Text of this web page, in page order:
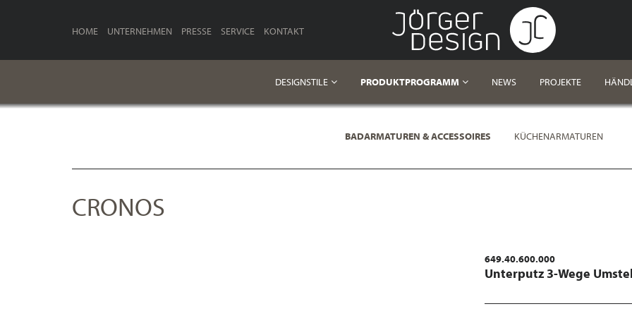
HOME UNTERNEHMEN PRESSE SERVICE KONTAKT
DESIGNSTILE PRODUKTPROGRAMM NEWS PROJEKTE
BADARMATUREN & ACCESSOIRES KÜCHENARMATUREN
CRONOS
649.40.600.000
Unterputz 3-Wege